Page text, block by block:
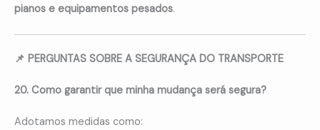
pianos e equipamentos pesados.
📌 PERGUNTAS SOBRE A SEGURANÇA DO TRANSPORTE
20. Como garantir que minha mudança será segura?
Adotamos medidas como: